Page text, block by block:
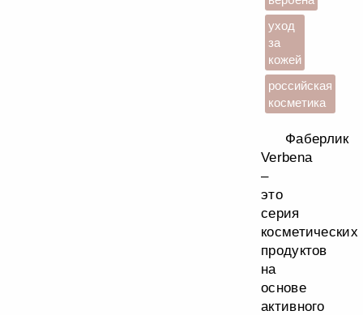
уход
за
кожей
российская
косметика
Фаберлик
Verbena
–
это
серия
косметических
продуктов
на
основе
активного